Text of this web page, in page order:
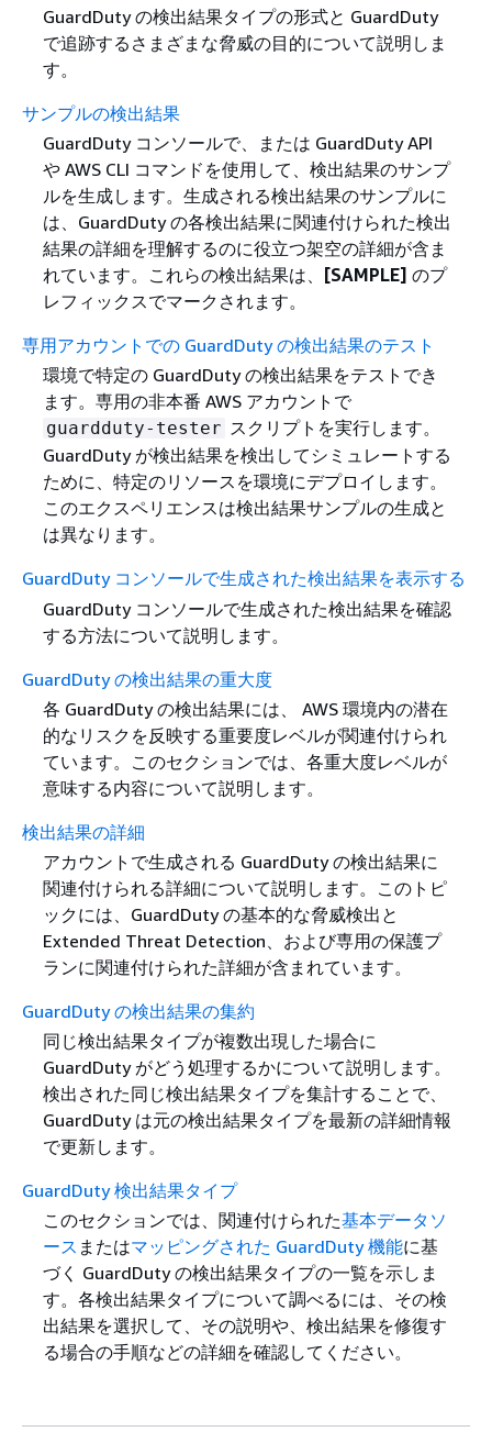
GuardDuty の検出結果タイプの形式と GuardDuty
で追跡するさまざまな脅威の目的について説明しま
す。
サンプルの検出結果
GuardDuty コンソールで、または GuardDuty API
や AWS CLI コマンドを使用して、検出結果のサンプ
ルを生成します。生成される検出結果のサンプルに
は、GuardDuty の各検出結果に関連付けられた検出
結果の詳細を理解するのに役立つ架空の詳細が含ま
れています。これらの検出結果は、
[SAMPLE] のプ
レフィックスでマークされます。
専用アカウントでの GuardDuty の検出結果のテスト
環境で特定の GuardDuty の検出結果をテストでき
ます。専用の非本番 AWS アカウントで
guardduty-tester スクリプトを実行します。
GuardDuty が検出結果を検出してシミュレートする
ために、特定のリソースを環境にデプロイします。
このエクスペリエンスは検出結果サンプルの生成と
は異なります。
GuardDuty コンソールで生成された検出結果を表示する
GuardDuty コンソールで生成された検出結果を確認
する方法について説明します。
GuardDuty の検出結果の重大度
各 GuardDuty の検出結果には、 AWS 環境内の潜在
的なリスクを反映する重要度レベルが関連付けられ
ています。このセクションでは、各重大度レベルが
意味する内容について説明します。
検出結果の詳細
アカウントで生成される GuardDuty の検出結果に
関連付けられる詳細について説明します。このトピ
ックには、GuardDuty の基本的な脅威検出と
Extended Threat Detection、および専用の保護プ
ランに関連付けられた詳細が含まれています。
GuardDuty の検出結果の集約
同じ検出結果タイプが複数出現した場合に
GuardDuty がどう処理するかについて説明します。
検出された同じ検出結果タイプを集計することで、
GuardDuty は元の検出結果タイプを最新の詳細情報
で更新します。
GuardDuty 検出結果タイプ
このセクションでは、関連付けられた基本データソ
ース またはマッピングされた GuardDuty 機能に基
づく GuardDuty の検出結果タイプの一覧を示しま
す。各検出結果タイプについて調べるには、その検
出結果を選択して、その説明や、検出結果を修復す
る場合の手順などの詳細を確認してください。